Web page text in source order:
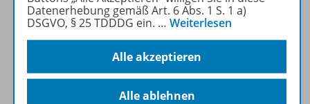
Weitere Inhalte der Ausgabe
Datenerhebung gemäß Art. 6 Abs. 1 S. 1 a)
DSGVO, § 25 TDDDG ein. … Weiterlesen
Alle akzeptieren
Alle ablehnen